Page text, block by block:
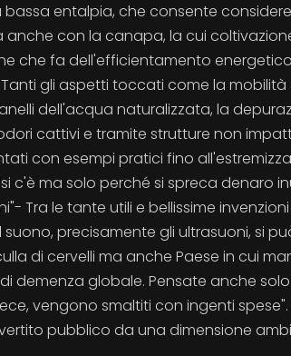
entalpia, che consente
anche con la canapa, la cui
che fa dell'efficientamento
gli aspetti toccati come la mobilità
dell'acqua naturalizzata, la
cattivi e tramite strutture non
con esempi pratici fino
c'è ma solo perché si spreca denaro
Tra le tante utili e bellissime
precisamente gli ultrasuoni, si
di cervelli ma anche Paese in cui
demenza globale. Pensate anche
vengono smaltiti con ingenti
pubblico da una dimensione